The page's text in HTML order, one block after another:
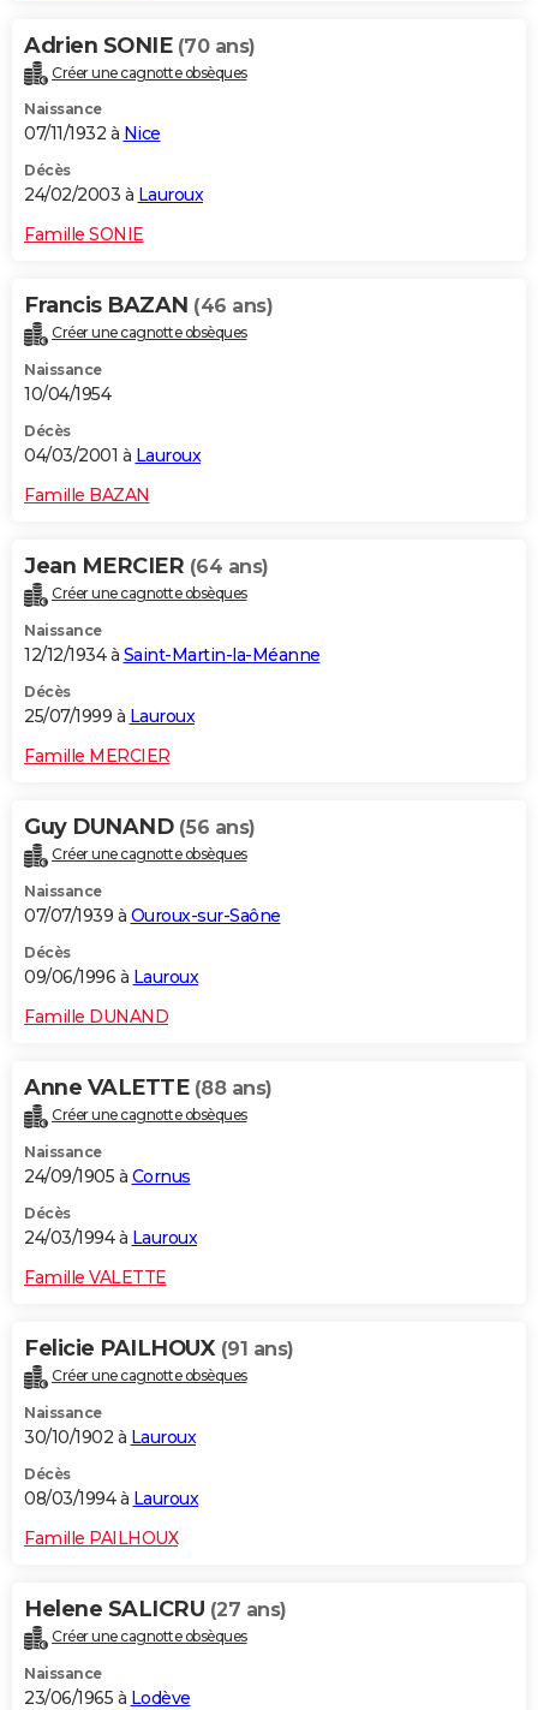
Adrien SONIE (70 ans)
Créer une cagnotte obsèques
Naissance
07/11/1932 à Nice
Décès
24/02/2003 à Lauroux
Famille SONIE
Francis BAZAN (46 ans)
Créer une cagnotte obsèques
Naissance
10/04/1954
Décès
04/03/2001 à Lauroux
Famille BAZAN
Jean MERCIER (64 ans)
Créer une cagnotte obsèques
Naissance
12/12/1934 à Saint-Martin-la-Méanne
Décès
25/07/1999 à Lauroux
Famille MERCIER
Guy DUNAND (56 ans)
Créer une cagnotte obsèques
Naissance
07/07/1939 à Ouroux-sur-Saône
Décès
09/06/1996 à Lauroux
Famille DUNAND
Anne VALETTE (88 ans)
Créer une cagnotte obsèques
Naissance
24/09/1905 à Cornus
Décès
24/03/1994 à Lauroux
Famille VALETTE
Felicie PAILHOUX (91 ans)
Créer une cagnotte obsèques
Naissance
30/10/1902 à Lauroux
Décès
08/03/1994 à Lauroux
Famille PAILHOUX
Helene SALICRU (27 ans)
Créer une cagnotte obsèques
Naissance
23/06/1965 à Lodève